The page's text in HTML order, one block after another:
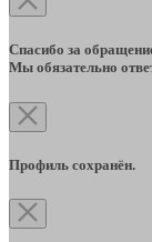
Спасибо за
Мы обязательно
Профиль сохранён.